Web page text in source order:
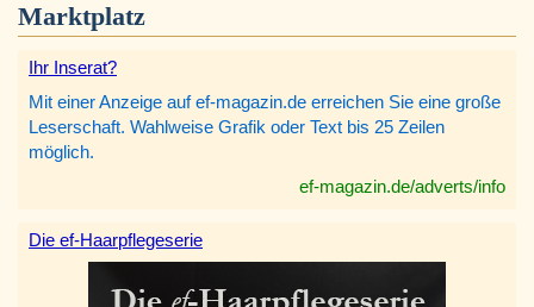
Marktplatz
Ihr Inserat?
Mit einer Anzeige auf ef-magazin.de erreichen Sie eine große
Leserschaft. Wahlweise Grafik oder Text bis 25 Zeilen
möglich.
ef-magazin.de/adverts/info
Die ef-Haarpflegeserie